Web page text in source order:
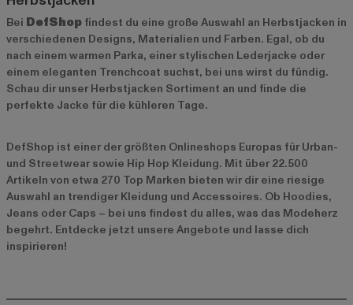
Bei DefShop findest du eine große Auswahl an Herbstjacken in
verschiedenen Designs, Materialien und Farben. Egal, ob du
nach einem warmen Parka, einer stylischen Lederjacke oder
einem eleganten Trenchcoat suchst, bei uns wirst du fündig.
Schau dir unser Herbstjacken Sortiment an und finde die
perfekte Jacke für die kühleren Tage.
DefShop ist einer der größten Onlineshops Europas für Urban-
und Streetwear sowie Hip Hop Kleidung. Mit über 22.500
Artikeln von etwa 270 Top Marken bieten wir dir eine riesige
Auswahl an trendiger Kleidung und Accessoires. Ob Hoodies,
Jeans oder Caps – bei uns findest du alles, was das Modeherz
begehrt. Entdecke jetzt unsere Angebote und lasse dich
inspirieren!